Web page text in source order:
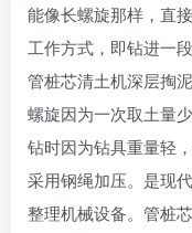
能像长螺旋那样，直
工作方式，即钻进一
管桩芯清土机深层掏
螺旋因为一次取土量
钻时因为钻具重量轻
采用钢绳加压。是现
整理机械设备。管桩